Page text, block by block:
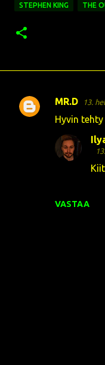
STEPHEN KING THE
K
MR.D 13.
Hyvin
VASTAA